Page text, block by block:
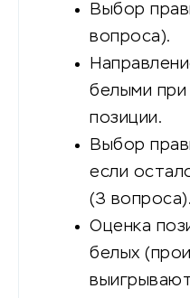
Выбор
вопроса).
белыми
позиции.
Выбор
если
(3 вопроса).
Оценка
белых